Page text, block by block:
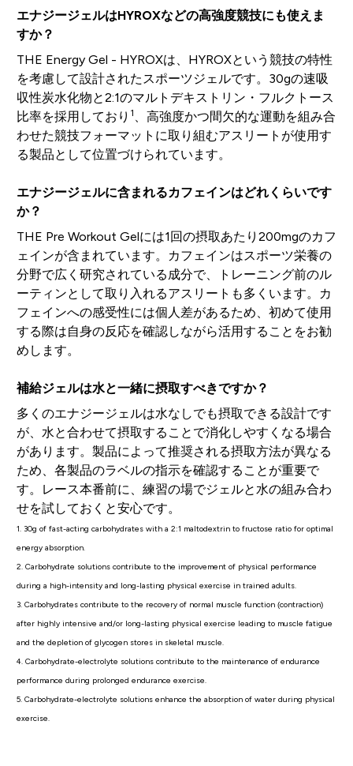
エナジージェルはHYROXなどの高強度競技にも使えま
すか？
THE Energy Gel - HYROXは、HYROXという競技の特性
を考慮して設計されたスポーツジェルです。30gの速吸
収性炭水化物と2:1のマルトデキストリン・フルクトース
比率を採用しており 1
、高強度かつ間欠的な運動を組み合
わせた競技フォーマットに取り組むアスリートが使用す
る製品として位置づけられています。
エナジージェルに含まれるカフェインはどれくらいです
か？
THE Pre Workout Gelには1回の摂取あたり200mgのカフ
ェインが含まれています。カフェインはスポーツ栄養の
分野で広く研究されている成分で、トレーニング前のル
ーティンとして取り入れるアスリートも多くいます。カ
フェインへの感受性には個人差があるため、初めて使用
する際は自身の反応を確認しながら活用することをお勧
めします。
補給ジェルは水と一緒に摂取すべきですか？
多くのエナジージェルは水なしでも摂取できる設計です
が、水と合わせて摂取することで消化しやすくなる場合
があります。製品によって推奨される摂取方法が異なる
ため、各製品のラベルの指示を確認することが重要で
す。レース本番前に、練習の場でジェルと水の組み合わ
せを試しておくと安心です。
1. 30g of fast-acting carbohydrates with a 2:1 maltodextrin to fructose ratio for optimal
energy absorption.
2. Carbohydrate solutions contribute to the improvement of physical performance
during a high-intensity and long-lasting physical exercise in trained adults.
3. Carbohydrates contribute to the recovery of normal muscle function (contraction)
after highly intensive and/or long-lasting physical exercise leading to muscle fatigue
and the depletion of glycogen stores in skeletal muscle.
4. Carbohydrate-electrolyte solutions contribute to the maintenance of endurance
performance during prolonged endurance exercise.
5. Carbohydrate-electrolyte solutions enhance the absorption of water during physical
exercise.